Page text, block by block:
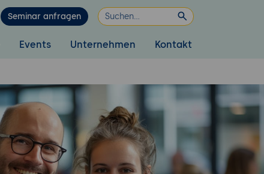
Seminar anfragen
Events Unternehmen Kontakt